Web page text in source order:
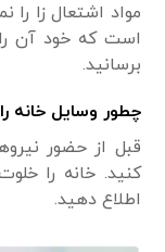
مواد اشتعال زا
است که خود آن
برسانید.
چطور وسایل خانه
قبل از حضور
کنید. خانه را
اطلاع دهید.